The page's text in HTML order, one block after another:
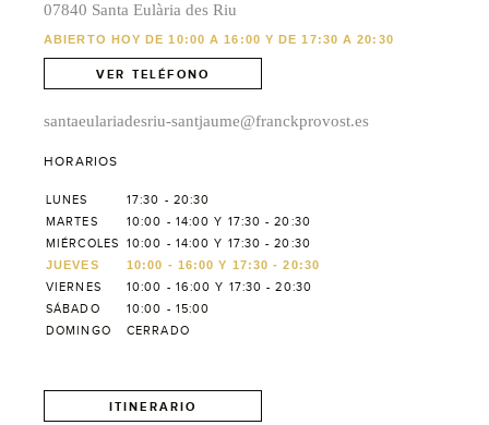
07840 Santa Eulària des Riu
ABIERTO HOY DE 10:00 A 16:00 Y DE 17:30 A 20:30
VER TELÉFONO
santaeulariadesriu-santjaume@franckprovost.es
HORARIOS
LUNES
17:30 - 20:30
MARTES
10:00 - 14:00 Y 17:30 - 20:30
MIÉRCOLES
10:00 - 14:00 Y 17:30 - 20:30
JUEVES
10:00 - 16:00 Y 17:30 - 20:30
VIERNES
10:00 - 16:00 Y 17:30 - 20:30
SÁBADO
10:00 - 15:00
DOMINGO
CERRADO
ITINERARIO